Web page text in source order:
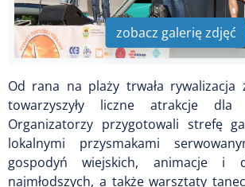
zobacz galerię zdjęć
Od rana na plaży trwała rywalizacja
towarzyszyły liczne atrakcje dla
Organizatorzy przygotowali strefę
lokalnymi przysmakami
gospodyń wiejskich, animacje i
najmłodszych, a także warsztaty